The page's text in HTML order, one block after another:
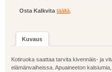
Osta Kalkvita täältä
Kuvaus
Kotiruoka saattaa tarvita kivennäis- ja
elämänvaiheissa. Apuaineeton